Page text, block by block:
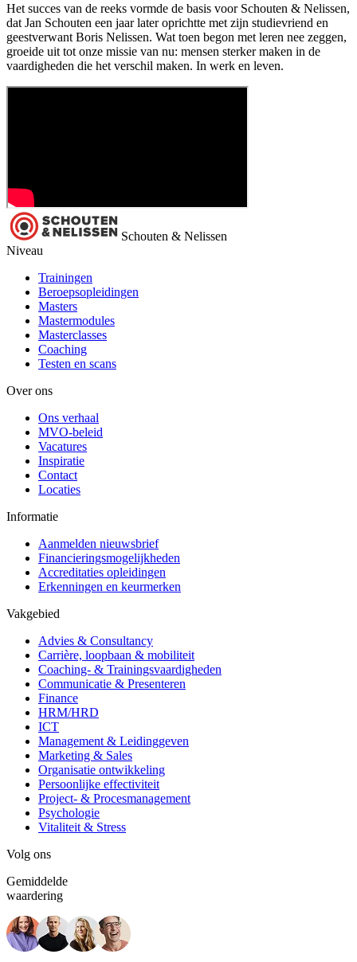
Het succes van de reeks vormde de basis voor Schouten & Nelissen,
dat Jan Schouten een jaar later oprichtte met zijn studievriend en
geestverwant Boris Nelissen. Wat toen begon met leren nee zeggen,
groeide uit tot onze missie van nu: mensen sterker maken in de
vaardigheden die het verschil maken. In werk en leven.
Schouten & Nelissen
Niveau
Trainingen
Beroepsopleidingen
Masters
Mastermodules
Masterclasses
Coaching
Testen en scans
Over ons
Ons verhaal
MVO-beleid
Vacatures
Inspiratie
Contact
Locaties
Informatie
Aanmelden nieuwsbrief
Financieringsmogelijkheden
Accreditaties opleidingen
Erkenningen en keurmerken
Vakgebied
Advies & Consultancy
Carrière, loopbaan & mobiliteit
Coaching- & Trainingsvaardigheden
Communicatie & Presenteren
Finance
HRM/HRD
ICT
Management & Leidinggeven
Marketing & Sales
Organisatie ontwikkeling
Persoonlijke effectiviteit
Project- & Procesmanagement
Psychologie
Vitaliteit & Stress
Volg ons
Gemiddelde
waardering